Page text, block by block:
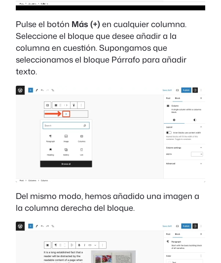
Pulse el botón Más (+) en cualquier columna.
Seleccione el bloque que desee añadir a la
columna en cuestión. Supongamos que
seleccionamos el bloque Párrafo para añadir
texto.
Del mismo modo, hemos añadido una imagen a
la columna derecha del bloque.